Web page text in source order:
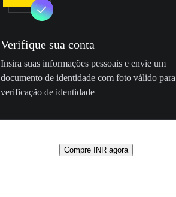
Verifique sua conta
Insira suas informações pessoais e envie um
documento de identidade com foto válido para
verificação de identidade
Compre INR agora